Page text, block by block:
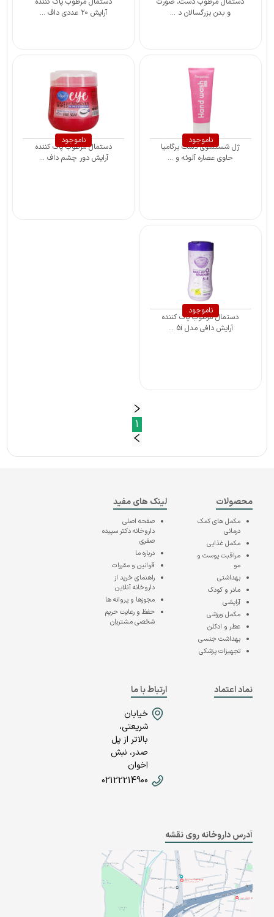
و بدن بزرگسالان د ...
آرایش ۲۰ عددی داف ...
ناموجود
ژل شستشوی دست برگامیا
حاوی عصاره آلوئه و ...
ناموجود
دستمال مرطوب پاک کننده
آرایش دور چشم داف ...
ناموجود
دستمال مرطوب پاک کننده
آرایش دافی مدل 5i ...
1
محصولات
مکمل های کمک
درمانی
مکمل غذایی
مراقبت پوست و
مو
بهداشتی
مادر و کودک
آرایشی
مکمل ورزشی
عطر و ادکلن
بهداشت جنسی
تجهیزات پزشکی
لینک های مفید
صفحه اصلی
داروخانه دکتر سپیده
صفری
درباره ما
قوانین و مقررات
راهنمای خرید از
داروخانه آنلاین
مجوزها و پروانه ها
حفظ و رعایت حریم
شخصی مشتریان
نماد اعتماد
ارتباط با ما
خیابان
شریعتی،
بالاتر از پل
صدر، نبش
اخوان
02122214900
آدرس داروخانه روی نقشه